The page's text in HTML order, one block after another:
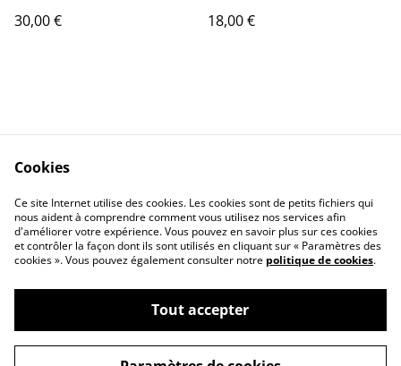
1987 - Audio: NM - WB
30,00 €
18,00 €
Politique de
confidentialité
Politique de cookies
Calendrier:
Brocantes,Bourse...
©2026VINYLSHOP85
Cookies
Ce site Internet utilise des cookies. Les cookies sont de petits fichiers qui
nous aident à comprendre comment vous utilisez nos services afin
d'améliorer votre expérience. Vous pouvez en savoir plus sur ces cookies
et contrôler la façon dont ils sont utilisés en cliquant sur « Paramètres des
cookies ». Vous pouvez également consulter notre politique de cookies.
Tout accepter